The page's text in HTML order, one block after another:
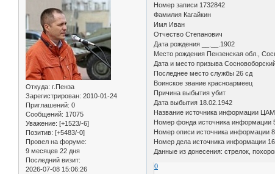
Откуда: г.Пенза
Зарегистрирован: 2010-01-24
Приглашений: 0
Сообщений: 17075
Уважение: [+1523/-6]
Позитив: [+5483/-0]
Провел на форуме:
9 месяцев 22 дня
Последний визит:
2026-07-08 15:06:26
Номер записи 1732842
Фамилия Кагайкин
Имя Иван
Отчество Степанович
Дата рождения __.__.1902
Место рождения Пензенская обл.,
Дата и место призыва
Последнее место службы 26 сд
Воинское звание красноармеец
Причина выбытия убит
Дата выбытия 18.02.1942
Название источника информации
Номер фонда источника информации
Номер описи источника информации
Номер дела источника информации
Данные из донесения: стрелок,
0